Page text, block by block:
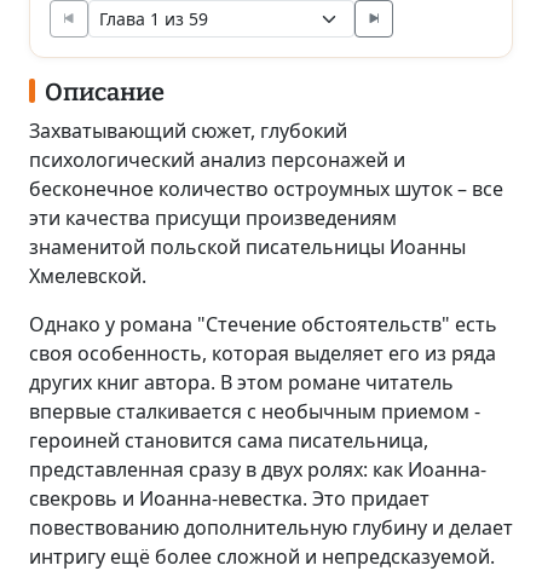
Описание
Захватывающий сюжет, глубокий
психологический анализ персонажей и
бесконечное количество остроумных шуток – все
эти качества присущи произведениям
знаменитой польской писательницы Иоанны
Хмелевской.
Однако у романа "Стечение обстоятельств" есть
своя особенность, которая выделяет его из ряда
других книг автора. В этом романе читатель
впервые сталкивается с необычным приемом -
героиней становится сама писательница,
представленная сразу в двух ролях: как Иоанна-
свекровь и Иоанна-невестка. Это придает
повествованию дополнительную глубину и делает
интригу ещё более сложной и непредсказуемой.